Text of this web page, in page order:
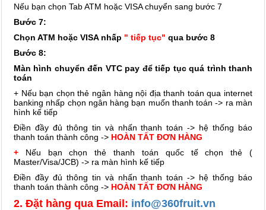
Nếu bạn chọn Tab ATM hoặc VISA chuyển sang bước 7
Bước 7:
Chọn ATM hoặc VISA nhấp " tiếp tục" qua bước 8
Bước 8:
Màn hình chuyển đến VTC pay để tiếp tục quá trình thanh
toán
+ Nếu bạn chọn thẻ ngân hàng nội địa thanh toán qua internet
banking nhấp chọn ngân hàng bạn muốn thanh toán -> ra màn
hình kế tiếp
Điền đầy đủ thông tin và nhấn thanh toán -> hệ thống báo
thanh toán thành công -> HOÀN TẤT ĐƠN HÀNG
+ Nếu bạn chọn thẻ thanh toán quốc tế chọn thẻ (
Master/Visa/JCB) -> ra màn hình kế tiếp
Điền đầy đủ thông tin và nhấn thanh toán -> hệ thống báo
thanh toán thành công -> HOÀN TẤT ĐƠN HÀNG
2. Đặt hàng qua Email: info@360fruit.vn